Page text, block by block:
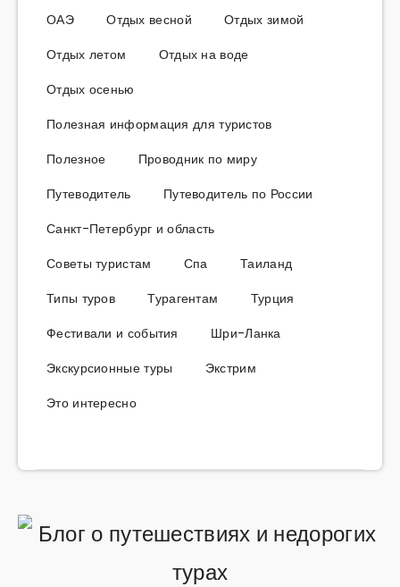
ОАЭ
Отдых весной
Отдых зимой
Отдых летом
Отдых на воде
Отдых осенью
Полезная информация для туристов
Полезное
Проводник по миру
Путеводитель
Путеводитель по России
Санкт-Петербург и область
Советы туристам
Спа
Таиланд
Типы туров
Турагентам
Турция
Фестивали и события
Шри-Ланка
Экскурсионные туры
Экстрим
Это интересно